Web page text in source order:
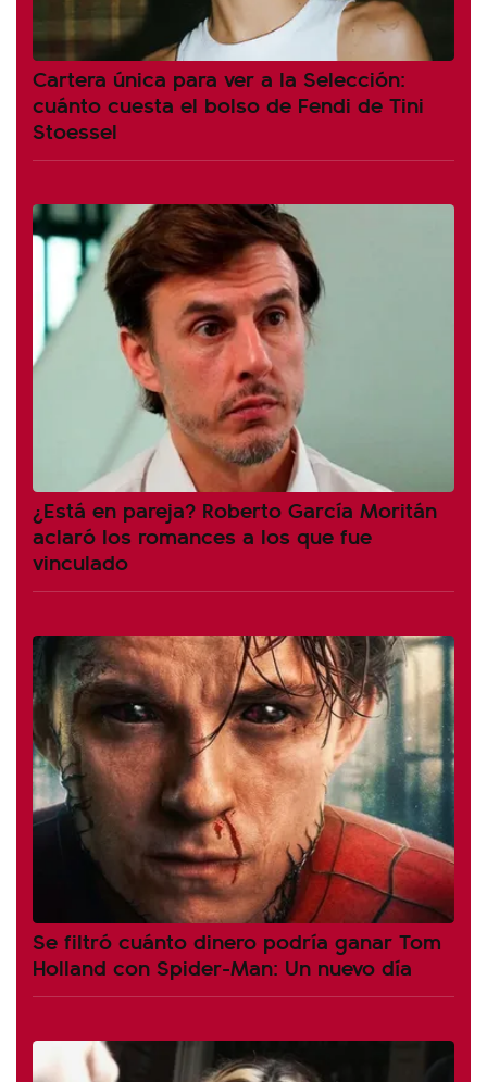
Cartera única para ver a la Selección:
cuánto cuesta el bolso de Fendi de Tini
Stoessel
¿Está en pareja? Roberto García Moritán
aclaró los romances a los que fue
vinculado
Se filtró cuánto dinero podría ganar Tom
Holland con Spider-Man: Un nuevo día